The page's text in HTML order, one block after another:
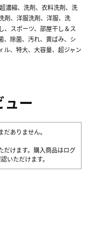
濃縮、洗剤、衣料洗剤、洗
剤、洋服洗剤、洋服、洗
、スポーツ、部屋干し＆ス
、除菌、汚れ、黄ばみ、シ
ル、特大、大容量、超ジャン
ュー
ありません。
だけます。購入商品はログ
いただけます。